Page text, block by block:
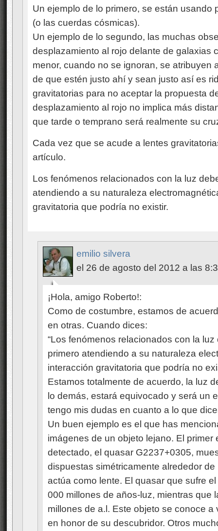
Un ejemplo de lo primero, se están usando
(o las cuerdas cósmicas).
Un ejemplo de lo segundo, las muchas
desplazamiento al rojo delante de galaxias
menor, cuando no se ignoran, se atribuyen
de que estén justo ahí y sean justo así es
gravitatorias para no aceptar la propuesta
desplazamiento al rojo no implica más
que tarde o temprano será realmente su
Cada vez que se acude a lentes
artículo.
Los fenómenos relacionados con la luz
atendiendo a su naturaleza
gravitatoria que podría no existir.
emilio silvera
el 26 de agosto del 2012 a las
¡Hola, amigo Roberto!:
Como de costumbre, estamos de
en otras. Cuando dices:
“Los fenómenos relacionados con la
primero atendiendo a su naturaleza
interacción gravitatoria que podría no
Estamos totalmente de acuerdo, la luz
lo demás, estará equivocado y será un
tengo mis dudas en cuanto a lo que
Un buen ejemplo es el que has
imágenes de un objeto lejano. El primer
detectado, el quasar G2237+0305,
dispuestas simétricamente alrededor
actúa como lente. El quasar que sufre
000 millones de años-luz, mientras que
millones de a.l. Este objeto se conoce
en honor de su descubridor. Otros